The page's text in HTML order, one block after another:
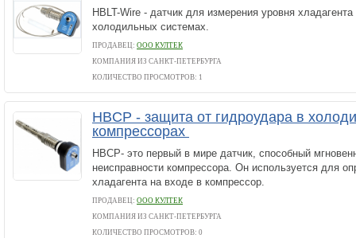
HBLT-Wire - датчик для измерения уровня
холодильных системах.
ПРОДАВЕЦ: ООО КУЛТЕК
КОМПАНИЯ ИЗ САНКТ-ПЕТЕРБУРГА
КОЛИЧЕСТВО ПРОСМОТРОВ: 1
HBCP - защита от гидроудара в
компрессорах
HBCP- это первый в мире датчик, способный
неисправности компрессора. Он используется для
хладагента на входе в компрессор.
ПРОДАВЕЦ: ООО КУЛТЕК
КОМПАНИЯ ИЗ САНКТ-ПЕТЕРБУРГА
КОЛИЧЕСТВО ПРОСМОТРОВ: 0